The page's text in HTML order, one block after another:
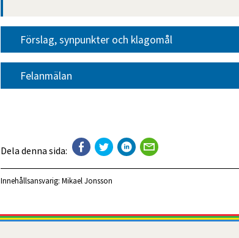
Förslag, synpunkter och klagomål
Felanmälan
Dela denna sida:
Innehållsansvarig: Mikael Jonsson